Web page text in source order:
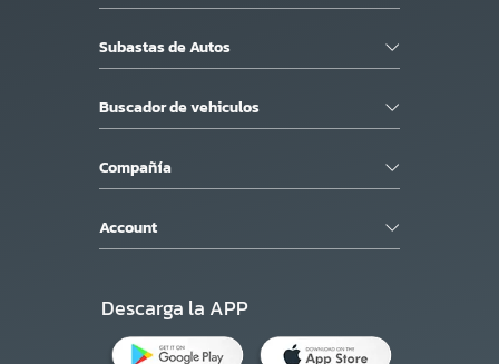
Subastas de Autos
Buscador de vehiculos
Compañía
Account
Descarga la APP